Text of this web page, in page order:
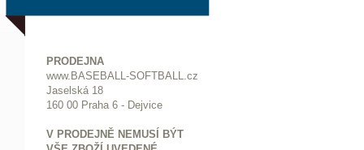
PRODEJNA
www.BASEBALL-SOFTBALL.cz
Jaselská 18
160 00 Praha 6 - Dejvice
V PRODEJNĚ NEMUSÍ BÝT